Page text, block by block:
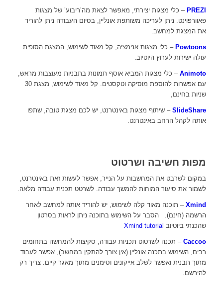
PREZI – כלי מצגות יצירתי, מאפשר לצאת מה’ריבוע’ של מצגות
פאוורפוינט. ניתן לעריכה משותפת אונליין, בסיום העבודה ניתן להוריד
את המצגת למחשב.
Powtoons – כלי מצגות אנימציה, קל מאוד לשימוש, המצגת הסופית
עולה ישירות לערוץ היוטיוב.
Animoto– כלי מצגות המביא אוסף תמונות בתבניות מעוצבות מראש,
עם אפשרות להוספת מוסיקה וטקסטים. קל מאוד לשימוש, מצגת 30
שניות בחינם,
SlideShare – שיתוף מצגות באינטרנט, יש לכם מצגת טובה, שתפו
אותה לקהל הרחב באינטרנט.
מפות חשיבה ושרטוט
במקום לשרבט את המחשבות על הנייר, אפשר לעשות זאת באינטרנט,
לשמור את סיעור המוחות להמשך עבודה. לשרטט תכנית עבודה מלאה.
Xmind – תוכנה מאוד קלה לשימוש, יש להוריד אותה למחשב לאחר
הרשמה (חינם). הסבר על השימוש בתוכנה ניתן לראות בסרטון
שהכנתי ביוטיוב Xmind tutorial
Caccoo – תכנה לשרטוט תכניות עבודה, סקיצות להמחשה בתחומים
רבים, השימוש בתכנה אונליין (אין צורך להתקין במחשב), אפשר לעבוד
מתוך תבנית ואפשר לשלב אייקונים וסימנים מתוך מאגר קיים. צריך רק
להירשם.